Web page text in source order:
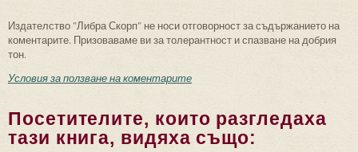
Издателство "Либра Скорп" не носи отговорност за съдържанието на
коментарите. Призоваваме ви за толерантност и спазване на добрия
тон.
Условия за ползване на коментарите
Посетителите, които разгледаха
тази книга, видяха също: